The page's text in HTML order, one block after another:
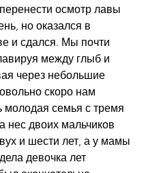
осмотр лавы
но оказался в
и сдался. Мы почти
между глыб и
через небольшие
скоро нам
молодая семья с тремя
нес двоих мальчиков
и шести лет, а у мамы
девочка лет